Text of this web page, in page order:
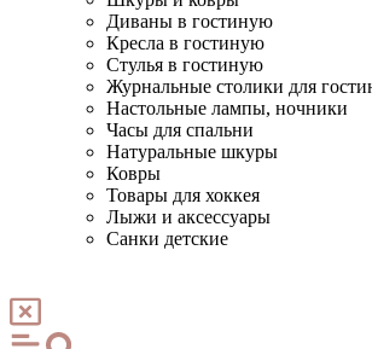
Диваны в гостиную
Кресла в гостиную
Стулья в гостиную
Журнальные столики для
Настольные лампы, ночники
Часы для спальни
Натуральные шкуры
Ковры
Товары для хоккея
Лыжи и аксессуары
Санки детские